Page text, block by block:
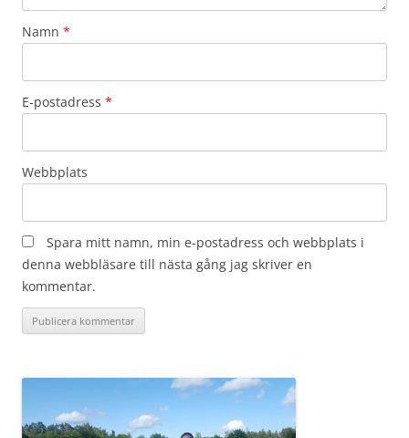
Namn *
E-postadress *
Webbplats
Spara mitt namn, min e-postadress och webbplats i
denna webbläsare till nästa gång jag skriver en
kommentar.